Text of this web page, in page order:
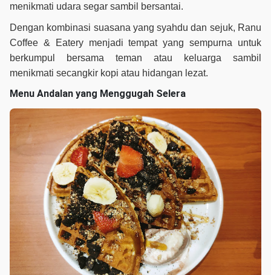
menikmati udara segar sambil bersantai.
Dengan kombinasi suasana yang syahdu dan sejuk, Ranu
Coffee & Eatery menjadi tempat yang sempurna untuk
berkumpul bersama teman atau keluarga sambil
menikmati secangkir kopi atau hidangan lezat.
Menu Andalan yang Menggugah Selera